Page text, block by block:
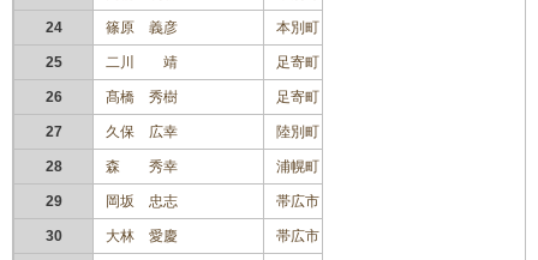
24 篠原 義彦 本別町
25 二川 靖 足寄町
26 髙橋 秀樹 足寄町
27 久保 広幸 陸別町
28 森 秀幸 浦幌町
29 岡坂 忠志 帯広市
30 大林 愛慶 帯広市